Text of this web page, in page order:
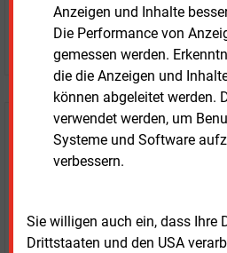
Anzeigen und Inhalte
Die Performance von
gemessen werden.
die die Anzeigen und
können abgeleitet werden.
verwendet werden, um
Systeme und Software
verbessern.
Sie willigen auch ein, dass Ihre
Drittstaaten und den USA
ohne automatische
JETZT KOSTENLOS TESTEN
Login für Kunden